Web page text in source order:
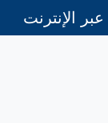
الإنترنت